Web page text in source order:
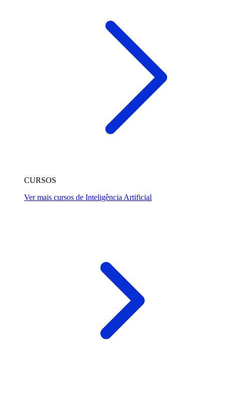
CURSOS
Ver mais cursos de Inteligência Artificial